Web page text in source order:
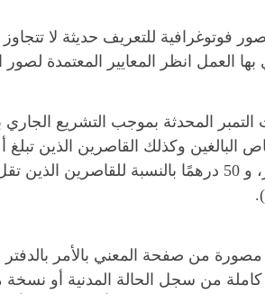
بها العمل انظر المعايير المعتمدة
من صفحة المعني بالأمر بالدفتر
من سجل الحالة المدنية أو نسخة